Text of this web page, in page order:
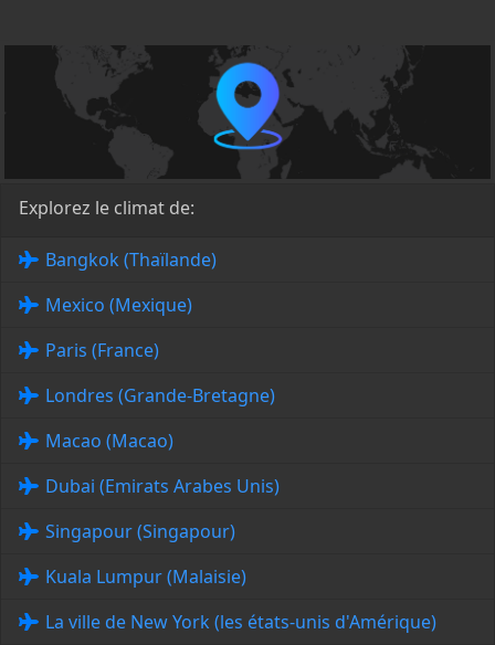
Explorez le climat de:
Bangkok (Thaïlande)
Mexico (Mexique)
Paris (France)
Londres (Grande-Bretagne)
Macao (Macao)
Dubai (Emirats Arabes Unis)
Singapour (Singapour)
Kuala Lumpur (Malaisie)
La ville de New York (les états-unis d'Amérique)